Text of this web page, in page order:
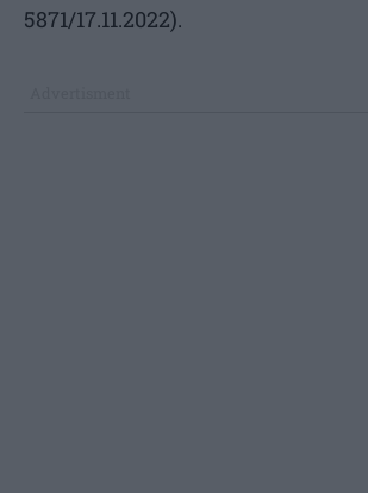
5871/17.11.2022).